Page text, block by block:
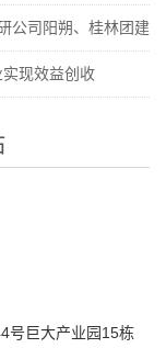
公司阳朔、桂林团建
现效益创收
号巨大产业园15栋